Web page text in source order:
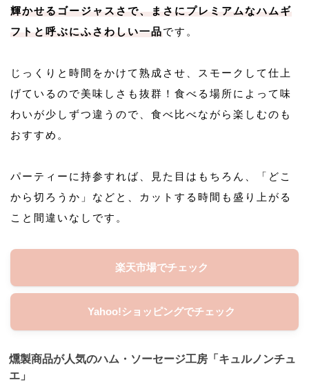
輝かせるゴージャスさで、まさにプレミアムなハムギ
フトと呼ぶにふさわしい一品です。
じっくりと時間をかけて熟成させ、スモークして仕上
げているので美味しさも抜群！食べる場所によって味
わいが少しずつ違うので、食べ比べながら楽しむのも
おすすめ。
パーティーに持参すれば、見た目はもちろん、「どこ
から切ろうか」などと、カットする時間も盛り上がる
こと間違いなしです。
楽天市場でチェック
Yahoo!ショッピングでチェック
燻製商品が人気のハム・ソーセージ工房「キュルノンチュ
エ」